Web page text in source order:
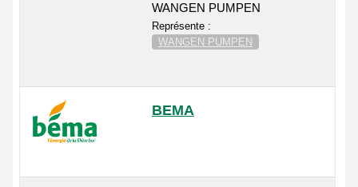
WANGEN PUMPEN
Représente :
WANGEN PUMPEN
BEMA